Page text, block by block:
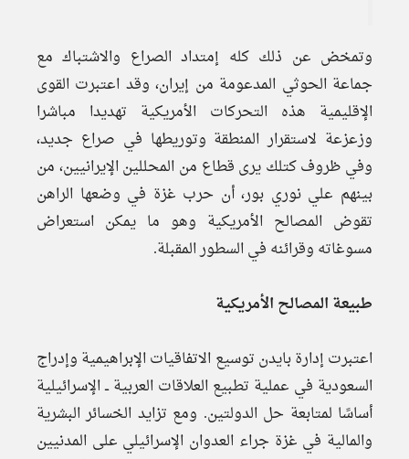
وتمخض عن ذلك كله إمتداد الصراع والاشتباك مع
جماعة الحوثي المدعومة من إيران، وقد اعتبرت القوى
الإقليمية هذه التحركات الأمريكية تهديدا مباشرا
وزعزعة لاستقرار المنطقة وتوريطها في صراع جديد،
وفي ظروف كتلك يرى قطاع من المحللين الإيرانيين، من
بينهم علي نوري بور، أن حرب غزة في وضعها الراهن
تقوض المصالح الأمريكية وهو ما يمكن استعراض
مسوغاته وقرائنه في السطور المقبلة.
طبيعة المصالح الأمريكية
اعتبرت إدارة بايدن توسيع الاتفاقيات الإبراهيمية وإدراج
السعودية في عملية تطبيع العلاقات العربية ــ الإسرائيلية
أساسًا لمتابعة حل الدولتين. ومع تزايد الخسائر البشرية
والمالية في غزة جراء العدوان الإسرائيلي على المدنيين